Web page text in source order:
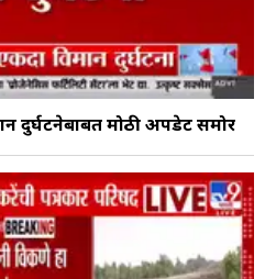
दुर्घटनेबाबत मोठी अपडेट समोर